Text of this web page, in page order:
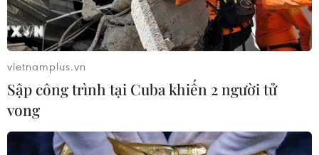
lực từ 0 giờ ngày 10/4 đến 24 giờ ngày 16/4 tới, còn
Singapore xác nhận có thêm 287 ca mắc COVID-19
trong ngày.
vietnamplus.vn
Sập công trình tại Cuba khiến 2 người tử
vong